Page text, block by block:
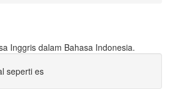
Inggris dalam Bahasa Indonesia.
seperti es